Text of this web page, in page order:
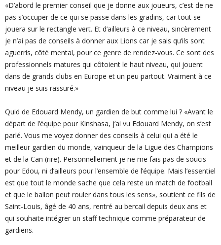
«D’abord le premier conseil que je donne aux joueurs, c’est de ne
pas s’occuper de ce qui se passe dans les gradins, car tout se
jouera sur le rectangle vert. Et d’ailleurs à ce niveau, sincèrement
je n’ai pas de conseils à donner aux Lions car je sais qu’ils sont
aguerris, côté mental, pour ce genre de rendez-vous. Ce sont des
professionnels matures qui côtoient le haut niveau, qui jouent
dans de grands clubs en Europe et un peu partout. Vraiment à ce
niveau je suis rassuré.»
Quid de Edouard Mendy, un gardien de but comme lui ? «Avant le
départ de l’équipe pour Kinshasa, j’ai vu Edouard Mendy, on s’est
parlé. Vous me voyez donner des conseils à celui qui a été le
meilleur gardien du monde, vainqueur de la Ligue des Champions
et de la Can (rire). Personnellement je ne me fais pas de soucis
pour Edou, ni d’ailleurs pour l’ensemble de l’équipe. Mais l’essentiel
est que tout le monde sache que cela reste un match de football
et que le ballon peut rouler dans tous les sens», soutient ce fils de
Saint-Louis, âgé de 40 ans, rentré au bercail depuis deux ans et
qui souhaite intégrer un staff technique comme préparateur de
gardiens.